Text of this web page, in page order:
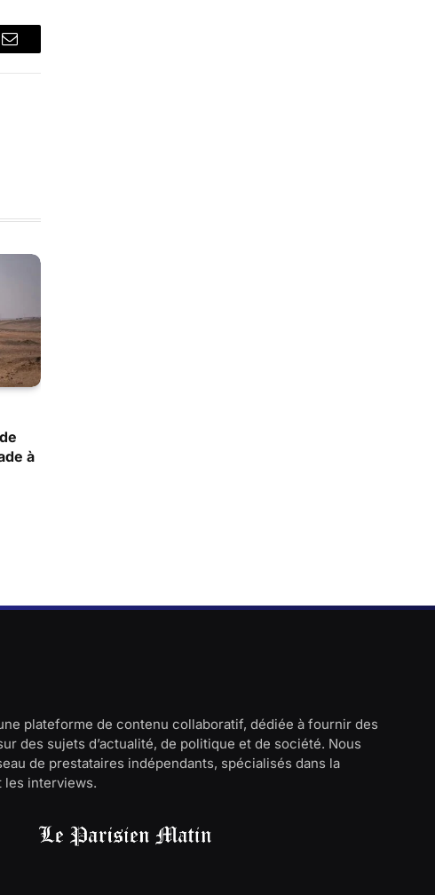
Email
à
plateforme de contenu collaboratif, dédiée à fournir des
des sujets d’actualité, de politique et de société. Nous
de prestataires indépendants, spécialisés dans la
les interviews.